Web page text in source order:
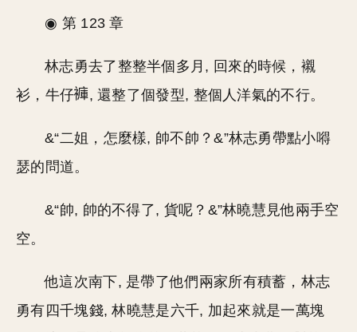
◉ 第 123 章
林志勇去了整整半個多月, 回來的時候，襯
衫，牛仔
, 還整了個發型, 整個人洋氣的不行。
&“二姐，怎麼樣, 帥不帥？&”林志勇帶點小嘚
瑟的問道。
&“帥, 帥的不得了, 貨呢？&”林曉慧見他兩手空
空。
他這次南下, 是帶了他們兩家所有積蓄，林志
勇有四千塊錢, 林曉慧是六千, 加起來就是一萬塊